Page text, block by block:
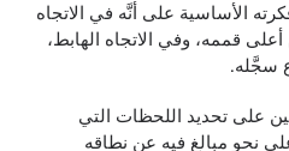
الأساسية على أنَّه في الاتجاه
قممه، وفي الاتجاه الهابط،
سجَّله.
على تحديد اللحظات التي
نحوٍ مبالغ فيه عن نطاقه